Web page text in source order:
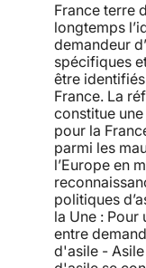
France terre
longtemps
demandeur
spécifiques
être
France. La
constitue
pour la
parmi les
l’Europe en
politiques
la Une :
entre
d'asile -